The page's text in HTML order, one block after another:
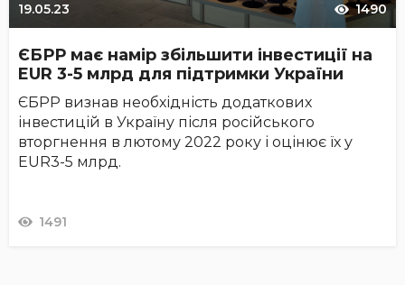
19.05.23 1490
ЄБРР має намір збільшити інвестиції на
EUR 3-5 млрд для підтримки України
ЄБРР визнав необхідність додаткових
інвестицій в Україну після російського
вторгнення в лютому 2022 року і оцінює їх у
EUR3-5 млрд.
1491